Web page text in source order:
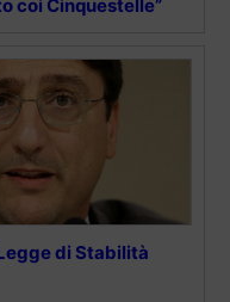
coi Cinquestelle”
di Stabilità